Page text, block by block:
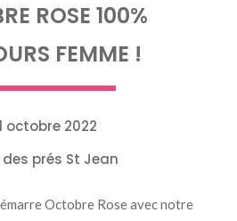
ROSE 100%
FEMME !
octobre 2022
des prés St Jean
Octobre Rose avec notre